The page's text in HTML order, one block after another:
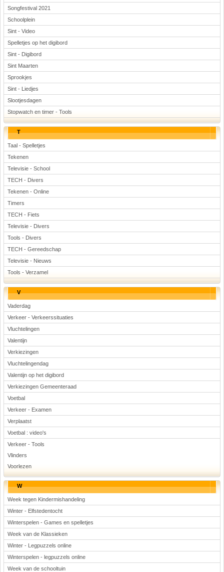
Songfestival 2021
Schoolplein
Sint - Video
Spelletjes op het digibord
Sint - Digibord
Sint Maarten
Sprookjes
Sint - Liedjes
Slootjesdagen
Stopwatch en timer - Tools
T
Taal - Spelletjes
Tekenen
Televisie - School
TECH - Divers
Tekenen - Online
Timers
TECH - Fiets
Televisie - Divers
Tools - Divers
TECH - Gereedschap
Televisie - Nieuws
Tools - Verzamel
V
Vaderdag
Verkeer - Verkeerssituaties
Vluchtelingen
Valentijn
Verkiezingen
Vluchtelingendag
Valentijn op het digibord
Verkiezingen Gemeenteraad
Voetbal
Verkeer - Examen
Verplaatst
Voetbal : video's
Verkeer - Tools
Vlinders
Voorlezen
W
Week tegen Kindermishandeling
Winter - Elfstedentocht
Winterspelen - Games en spelletjes
Week van de Klassieken
Winter - Legpuzzels online
Winterspelen - legpuzzels online
Week van de schooltuin